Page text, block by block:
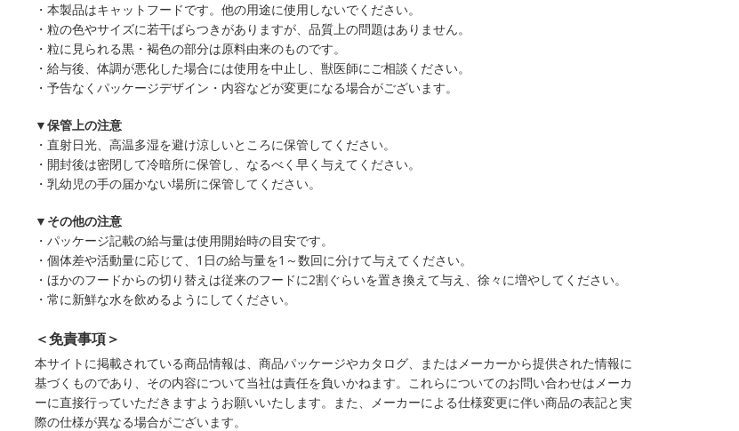
・本製品はキャットフードです。他の用途に使用しないでください。
・粒の色やサイズに若干ばらつきがありますが、品質上の問題はありません。
・粒に見られる黒・褐色の部分は原料由来のものです。
・給与後、体調が悪化した場合には使用を中止し、獣医師にご相談ください。
・予告なくパッケージデザイン・内容などが変更になる場合がございます。
▼保管上の注意
・直射日光、高温多湿を避け涼しいところに保管してください。
・開封後は密閉して冷暗所に保管し、なるべく早く与えてください。
・乳幼児の手の届かない場所に保管してください。
▼その他の注意
・パッケージ記載の給与量は使用開始時の目安です。
・個体差や活動量に応じて、1日の給与量を1～数回に分けて与えてください。
・ほかのフードからの切り替えは従来のフードに2割ぐらいを置き換えて与え、徐々に増やしてください。
・常に新鮮な水を飲めるようにしてください。
＜免責事項＞
本サイトに掲載されている商品情報は、商品パッケージやカタログ、またはメーカーから提供された情報に
基づくものであり、その内容について当社は責任を負いかねます。これらについてのお問い合わせはメーカ
ーに直接行っていただきますようお願いいたします。また、メーカーによる仕様変更に伴い商品の表記と実
際の仕様が異なる場合がございます。